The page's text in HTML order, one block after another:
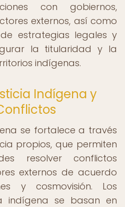
con gobiernos,
externos, así como
estrategias legales y
la titularidad y la
indígenas.
Indígena y
se fortalece a través
propios, que permiten
resolver conflictos
externos de acuerdo
y cosmovisión. Los
indígena se basan en